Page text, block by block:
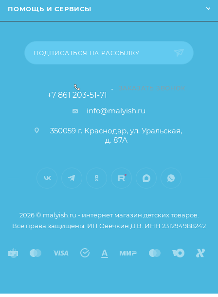
Способ стерилизации:
Способ использования:
Заказанный товар может незначительно отличаться
сайте (например, оттенки цветов, незначительные
изменения в дизайне или упаковке и т.д., не
товара), при этом основные потребительские
свойства и иные существенные элементы товара и
заказа остаются без изменений.
ПОМОЩЬ И СЕРВИСЫ
ПОДПИСАТЬСЯ НА РАССЫЛКУ
+7 861 203-51-71
ЗАКАЗАТЬ ЗВОНОК
info@malyish.ru
350059 г. Краснодар, ул. Уральская,
д. 87А
2026 © malyish.ru - интернет магазин детских товаров.
Все права защищены. ИП Овечкин Д.В. ИНН 231294988242